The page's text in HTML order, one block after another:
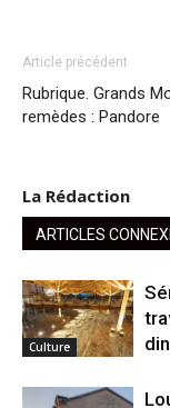
Article précédent
Rubrique. Grands
remèdes : Pandore
La Rédaction
ARTICLES
Culture